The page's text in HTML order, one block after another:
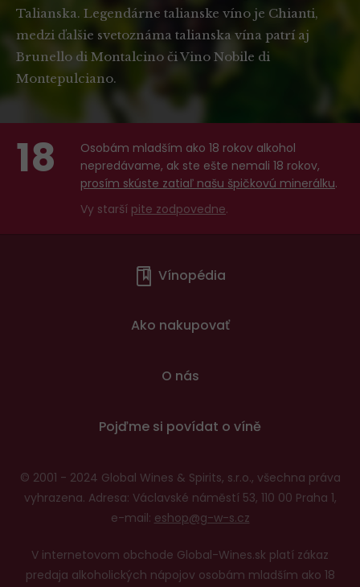
Talianska. Legendárne talianske víno ​​je Chianti,
medzi ďalšie svetoznáma talianska vína patrí aj
Brunello di Montalcino či Vino Nobile di
Montepulciano.
18
Osobám mladším ako 18 rokov alkohol
nepredávame, ak ste ešte nemali 18 rokov,
prosím skúste zatiaľ našu špičkovú minerálku.
Vy starší pite zodpovedne.
Vínopédia
Ako nakupovať
O nás
Pojďme si povídat o víně
© 2001 - 2024 Global Wines & Spirits, s.r.o., všechna práva
vyhrazena. Adresa: Václavské náměstí 53, 110 00 Praha 1,
e-mail: eshop@g-w-s.cz
V internetovom obchode Global-Wines.sk platí zákaz
predaja alkoholických nápojov osobám mladším ako 18